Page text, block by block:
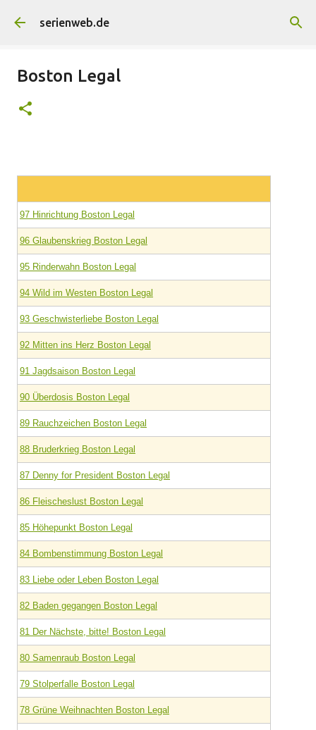
Direkt zum Hauptbereich
serienweb.de
Boston Legal
97 Hinrichtung Boston Legal
96 Glaubenskrieg Boston Legal
95 Rinderwahn Boston Legal
94 Wild im Westen Boston Legal
93 Geschwisterliebe Boston Legal
92 Mitten ins Herz Boston Legal
91 Jagdsaison Boston Legal
90 Überdosis Boston Legal
89 Rauchzeichen Boston Legal
88 Bruderkrieg Boston Legal
87 Denny for President Boston Legal
86 Fleischeslust Boston Legal
85 Höhepunkt Boston Legal
84 Bombenstimmung Boston Legal
83 Liebe oder Leben Boston Legal
82 Baden gegangen Boston Legal
81 Der Nächste, bitte! Boston Legal
80 Samenraub Boston Legal
79 Stolperfalle Boston Legal
78 Grüne Weihnachten Boston Legal